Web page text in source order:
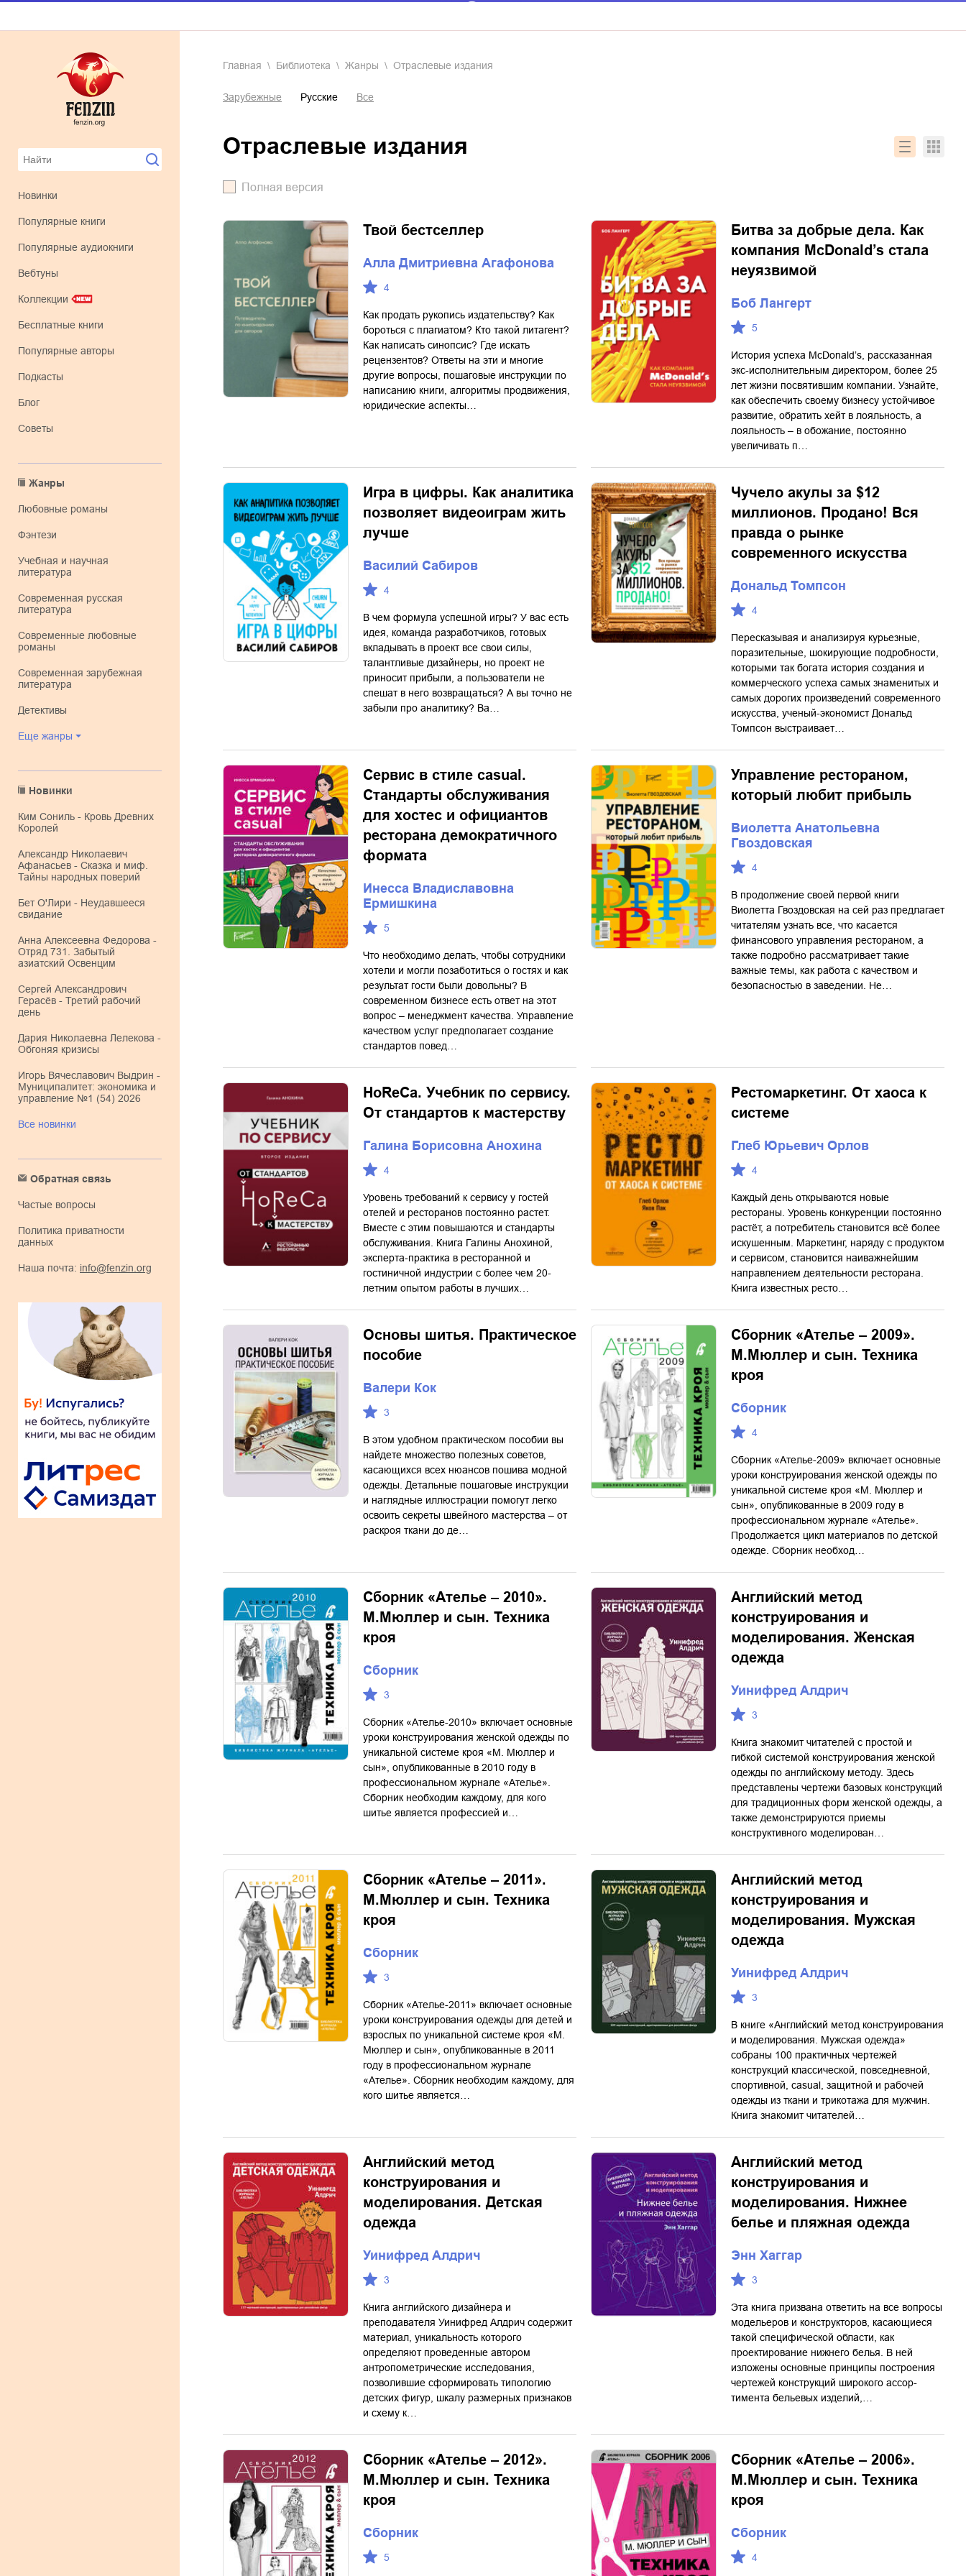
Новинки
Популярные книги
Популярные аудиокниги
Вебтуны
Коллекции
Бесплатные книги
Популярные авторы
Подкасты
Блог
Советы
Жанры
любовные романы
фэнтези
учебная и научная
литература
современная русская
литература
современные любовные
романы
современная зарубежная
литература
детективы
Еще жанры
Новинки
Ким Сониль - Кровь Древних
Королей
Александр Николаевич
Афанасьев - Сказка и миф.
Тайны народных поверий
Бет О'Лири - Неудавшееся
свидание
Анна Алексеевна Федорова -
Отряд 731. Забытый
азиатский Освенцим
Сергей Александрович
Герасёв - Третий рабочий
день
Дария Николаевна Лелекова -
Обгоняя кризисы
Игорь Вячеславович Выдрин -
Муниципалитет: экономика и
управление №1 (54) 2026
Все новинки
Обратная связь
Частые вопросы
Политика приватности
данных
Наша почта: info@fenzin.org
Главная Библиотека Жанры отраслевые издания
Зарубежные Русские Все
отраслевые издания
Полная версия
Твой бестселлер
Алла Дмитриевна Агафонова
4
Как продать рукопись издательству? Как
бороться с плагиатом? Кто такой литагент?
Как написать синопсис? Где искать
рецензентов? Ответы на эти и многие
другие вопросы, пошаговые инструкции по
написанию книги, алгоритмы продвижения,
юридические аспекты…
Битва за добрые дела. Как
компания МсDonald’s стала
неуязвимой
Боб Лангерт
5
История успеха McDonald’s, рассказанная
экс-исполнительным директором, более 25
лет жизни посвятившим компании. Узнайте,
как обеспечить своему бизнесу устойчивое
развитие, обратить хейт в лояльность, а
лояльность – в обожание, постоянно
увеличивать п…
Игра в цифры. Как аналитика
позволяет видеоиграм жить
лучше
Василий Сабиров
4
В чем формула успешной игры? У вас есть
идея, команда разработчиков, готовых
вкладывать в проект все свои силы,
талантливые дизайнеры, но проект не
приносит прибыли, а пользователи не
спешат в него возвращаться? А вы точно не
забыли про аналитику? Ва…
Чучело акулы за $12
миллионов. Продано! Вся
правда о рынке
современного искусства
Дональд Томпсон
4
Пересказывая и анализируя курьезные,
поразительные, шокирующие подробности,
которыми так богата история создания и
коммерческого успеха самых знаменитых и
самых дорогих произведений современного
искусства, ученый-экономист Дональд
Томпсон выстраивает…
Сервис в стиле casual.
Стандарты обслуживания
для хостес и официантов
ресторана демократичного
формата
Инесса Владиславовна
Ермишкина
5
Что необходимо делать, чтобы сотрудники
хотели и могли позаботиться о гостях и как
результат гости были довольны? В
современном бизнесе есть ответ на этот
вопрос – менеджмент качества. Управление
качеством услуг предполагает создание
стандартов повед…
Управление рестораном,
который любит прибыль
Виолетта Анатольевна
Гвоздовская
4
В продолжение своей первой книги
Виолетта Гвоздовская на сей раз предлагает
читателям узнать все, что касается
финансового управления рестораном, а
также подробно рассматривает такие
важные темы, как работа с качеством и
безопасностью в заведении. Не…
HoReCa. Учебник по сервису.
От стандартов к мастерству
Галина Борисовна Анохина
4
Уровень требований к сервису у гостей
отелей и ресторанов постоянно растет.
Вместе с этим повышаются и стандарты
обслуживания. Книга Галины Анохиной,
эксперта-практика в ресторанной и
гостиничной индустрии с более чем 20-
летним опытом работы в лучших…
Рестомаркетинг. От хаоса к
системе
Глеб Юрьевич Орлов
4
Каждый день открываются новые
рестораны. Уровень конкуренции постоянно
растёт, а потребитель становится всё более
искушенным. Маркетинг, наряду с продуктом
и сервисом, становится наиважнейшим
направлением деятельности ресторана.
Книга известных ресто…
Основы шитья. Практическое
пособие
Валери Кок
3
В этом удобном практическом пособии вы
найдете множество полезных советов,
касающихся всех нюансов пошива модной
одежды. Детальные пошаговые инструкции
и наглядные иллюстрации помогут легко
освоить секреты швейного мастерства – от
раскроя ткани до де…
Сборник «Ателье – 2009».
М.Мюллер и сын. Техника
кроя
Сборник
4
Сборник «Ателье-2009» включает основные
уроки конструирования женской одежды по
уникальной системе кроя «М. Мюллер и
сын», опубликованные в 2009 году в
профессиональном журнале «Ателье».
Продолжается цикл материалов по детской
одежде. Сборник необход…
Сборник «Ателье – 2010».
М.Мюллер и сын. Техника
кроя
Сборник
3
Сборник «Ателье-2010» включает основные
уроки конструирования женской одежды по
уникальной системе кроя «М. Мюллер и
сын», опубликованные в 2010 году в
профессиональном журнале «Ателье».
Сборник необходим каждому, для кого
шитье является профессией и…
Английский метод
конструирования и
моделирования. Женская
одежда
Уинифред Алдрич
3
Книга знакомит читателей с простой и
гибкой системой конструирования женской
одежды по английскому методу. Здесь
представлены чертежи базовых конструкций
для традиционных форм женской одежды, а
также демонстрируются приемы
конструктивного моделирован…
Сборник «Ателье – 2011».
М.Мюллер и сын. Техника
кроя
Сборник
3
Сборник «Ателье-2011» включает основные
уроки конструирования одежды для детей и
взрослых по уникальной системе кроя «М.
Мюллер и сын», опубликованные в 2011
году в профессиональном журнале
«Ателье». Сборник необходим каждому, для
кого шитье является…
Английский метод
конструирования и
моделирования. Мужская
одежда
Уинифред Алдрич
3
В книге «Английский метод конструирования
и моделирования. Мужская одежда»
собраны 100 практичных чертежей
конструкций классической, повседневной,
спортивной, casual, защитной и рабочей
одежды из ткани и трикотажа для мужчин.
Книга знакомит читателей…
Английский метод
конструирования и
моделирования. Детская
одежда
Уинифред Алдрич
3
Книга английского дизайнера и
преподавателя Уинифред Алдрич содержит
материал, уникальность которого
определяют проведенные автором
антропометрические исследования,
позволившие сформировать типологию
детских фигур, шкалу размерных признаков
и схему к…
Английский метод
конструирования и
моделирования. Нижнее
белье и пляжная одежда
Энн Хаггар
3
Эта книга призвана ответить на все вопросы
модельеров и конструкторов, касающиеся
такой специфической области, как
проектирование нижнего белья. В ней
изложены основные принципы построения
чертежей конструкций широкого ассор­
тимента бельевых изделий,…
Сборник «Ателье – 2012».
М.Мюллер и сын. Техника
кроя
Сборник
5
Сборник «Ателье – 2006».
М.Мюллер и сын. Техника
кроя
Сборник
4